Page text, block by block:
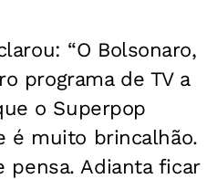
“O Bolsonaro,
programa de TV a
o Superpop
é muito brincalhão.
pensa. Adianta ficar